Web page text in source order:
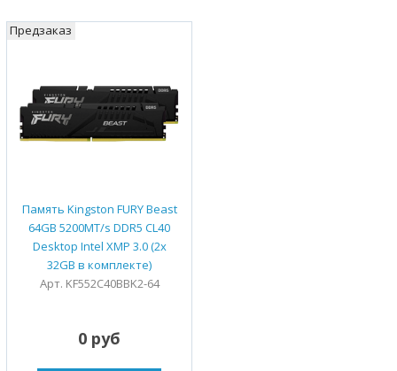
Память Kingston FURY Beast
64GB 5200MT/s DDR5 CL40
Desktop Intel XMP 3.0 (2x
32GB в комплекте)
Арт. KF552C40BBK2-64
Предзаказ
0 руб